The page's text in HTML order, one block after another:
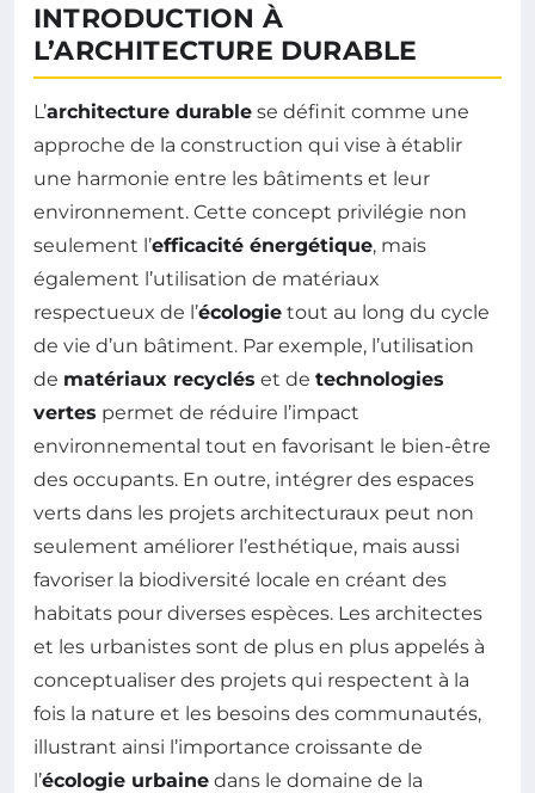
INTRODUCTION À
L’ARCHITECTURE DURABLE
L’architecture durable se définit comme une
approche de la construction qui vise à établir
une harmonie entre les bâtiments et leur
environnement. Cette concept privilégie non
seulement l’efficacité énergétique, mais
également l’utilisation de matériaux
respectueux de l’écologie tout au long du cycle
de vie d’un bâtiment. Par exemple, l’utilisation
de matériaux recyclés et de technologies
vertes permet de réduire l’impact
environnemental tout en favorisant le bien-être
des occupants. En outre, intégrer des espaces
verts dans les projets architecturaux peut non
seulement améliorer l’esthétique, mais aussi
favoriser la biodiversité locale en créant des
habitats pour diverses espèces. Les architectes
et les urbanistes sont de plus en plus appelés à
conceptualiser des projets qui respectent à la
fois la nature et les besoins des communautés,
illustrant ainsi l’importance croissante de
l’écologie urbaine dans le domaine de la